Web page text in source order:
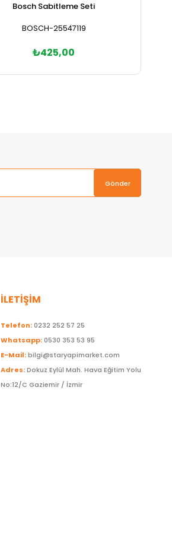
Bosch Sabitleme Seti
BOSCH-25547119
₺425,00
Gönder
İLETİŞİM
Telefon:0232 252 57 25
Whatsapp:0530 353 53 95
E-Mail:bilgi@staryapimarket.com
Adres:Dokuz Eylül Mah. Hava Eğitim Yolu
No:12/C Gaziemir / İzmir